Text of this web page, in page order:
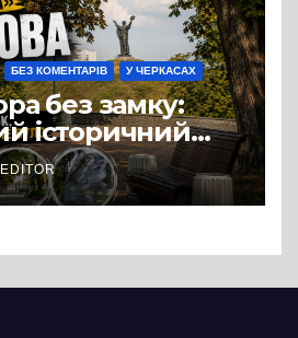
БЕЗ КОМЕНТАРІВ У ЧЕРКАСАХ
без замку:
історичний
EDITOR